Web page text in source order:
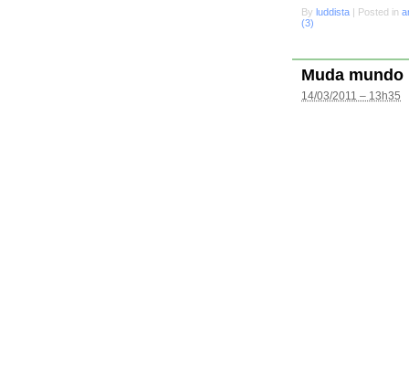
By luddista Posted in
(3)
Muda mundo
14/03/2011 – 13h35